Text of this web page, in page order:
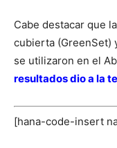
Cabe destacar que
cubierta (GreenSet)
se utilizaron en el
resultados dio a la
[hana-code-insert